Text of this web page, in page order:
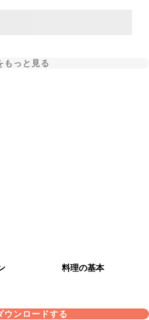
もっと見る
料理の基本
ウンロードする